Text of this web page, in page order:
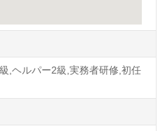
,ヘルパー2級,実務者研修,初任